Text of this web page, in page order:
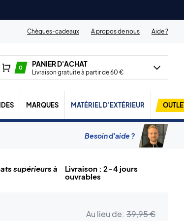
Chèques-cadeaux
A propos de nous Aide ?
0 PANIER D'ACHAT
Livraison gratuite à partir de 60 €
MARQUES MATÉRIEL D'EXTÉRIEUR
Besoin d'aide ?
supérieurs à
Livraison : 2-4 jours
ouvrables
Au lieu de: 39,95 €